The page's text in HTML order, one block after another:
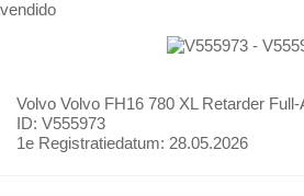
vendido
Volvo Volvo FH16 780 XL Retarder
ID: V555973
1e Registratiedatum: 28.05.2026